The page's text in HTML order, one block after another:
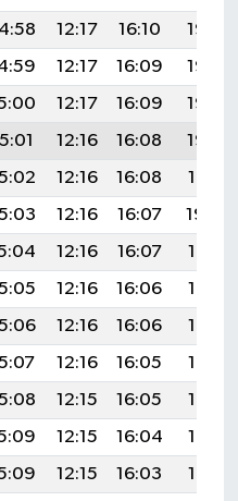
12:17 16:10
19:26
12:17 16:09
19:25
12:17 16:09
19:23
12:16 16:08
19:22
12:16 16:08
19:21
12:16 16:07
19:20
12:16 16:07
19:18
12:16 16:06
19:17
12:16 16:06
19:16
12:16 16:05
19:15
12:15 16:05
19:13
12:15 16:04
19:12
12:15 16:03
19:10